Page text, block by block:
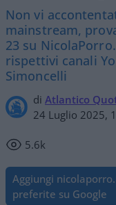
Non vi
mainstream,
23 su
rispettivi canali
Simoncelli
di Atlantico
24 Luglio 2025,
5.6k
Aggiungi
preferite su Google